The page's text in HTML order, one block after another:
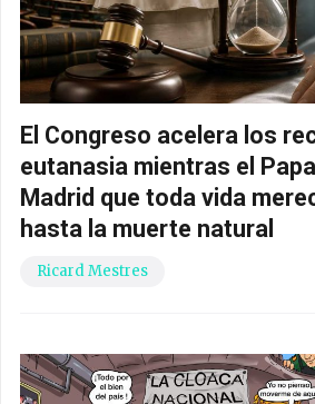
El Congreso acelera los
eutanasia mientras el
Madrid que toda vida
hasta la muerte natural
Ricard Mestres